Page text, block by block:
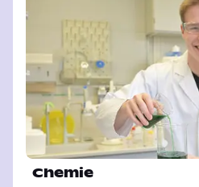
Chemie